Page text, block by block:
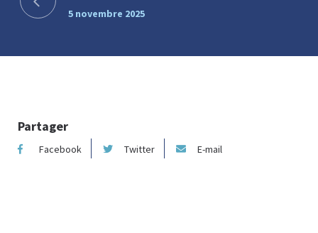
5 novembre 2025
Partager
Facebook Twitter E-mail